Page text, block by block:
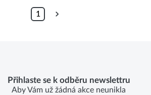
1
Přihlaste se k odběru newslettru
Aby Vám už žádná akce neunikla